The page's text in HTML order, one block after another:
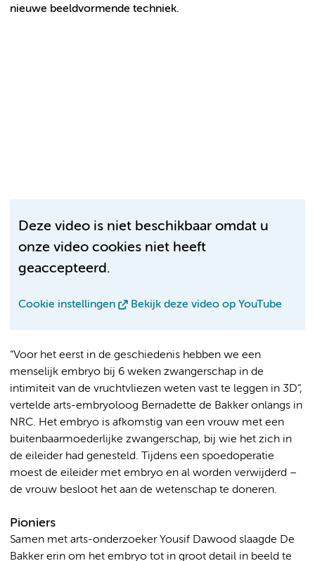
nieuwe beeldvormende techniek.
Deze video is niet beschikbaar omdat u
onze video cookies niet heeft
geaccepteerd.
Cookie instellingen Bekijk deze video op YouTube
“Voor het eerst in de geschiedenis hebben we een
menselijk embryo bij 6 weken zwangerschap in de
intimiteit van de vruchtvliezen weten vast te leggen in 3D”,
vertelde arts-embryoloog Bernadette de Bakker onlangs in
NRC. Het embryo is afkomstig van een vrouw met een
buitenbaarmoederlijke zwangerschap, bij wie het zich in
de eileider had genesteld. Tijdens een spoedoperatie
moest de eileider met embryo en al worden verwijderd –
de vrouw besloot het aan de wetenschap te doneren.
Pioniers
Samen met arts-onderzoeker Yousif Dawood slaagde De
Bakker erin om het embryo tot in groot detail in beeld te